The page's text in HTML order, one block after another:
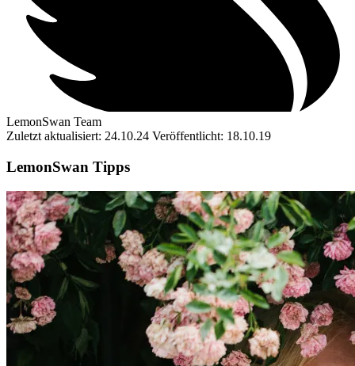
LemonSwan Team
Zuletzt aktualisiert: 24.10.24 Veröffentlicht: 18.10.19
LemonSwan Tipps